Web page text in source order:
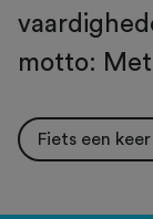
motto:
Fiets een